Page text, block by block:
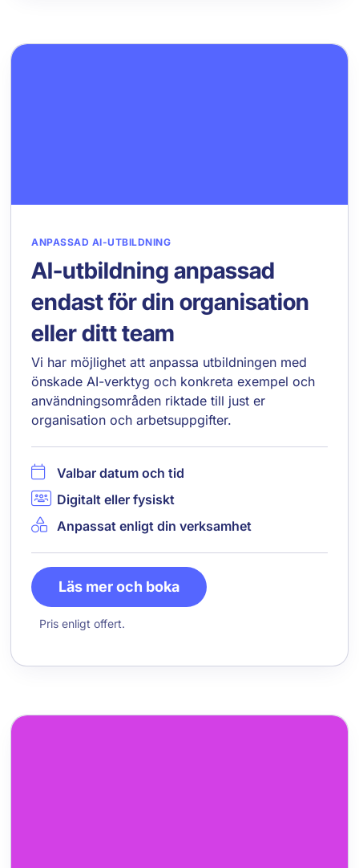
ANPASSAD AI-UTBILDNING
AI-utbildning anpassad
endast för din organisation
eller ditt team
Vi har möjlighet att anpassa utbildningen med
önskade AI-verktyg och konkreta exempel och
användningsområden riktade till just er
organisation och arbetsuppgifter.
Valbar datum och tid
Digitalt eller fysiskt
Anpassat enligt din verksamhet
Läs mer och boka
Pris enligt offert.